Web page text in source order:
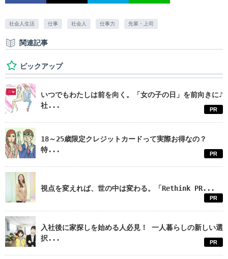
社会人生活 仕事 社会人 仕事力 先輩・上司
関連記事
ピックアップ
いつでもわたしは前を向く。「女の子の日」を前向きに♪
社...
PR
18～25歳限定クレジットカードって実際お得なの？
特...
PR
視点を変えれば、世の中は変わる。「Rethink PR...
PR
入社後に家探しを始める人必見！ 一人暮らしの新しい選
択...
PR